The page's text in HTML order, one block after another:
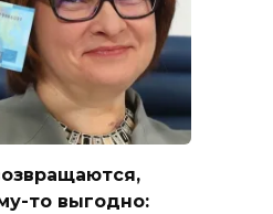
то выгодно: